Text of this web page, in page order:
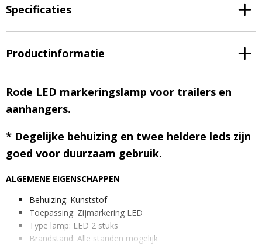
Gratis lichtplan
info@ledhandel24.nl
+31611204496
Specificaties
Productinformatie
Rode LED markeringslamp voor trailers en
aanhangers.
* Degelijke behuizing en twee heldere leds zijn
goed voor duurzaam gebruik.
ALGEMENE EIGENSCHAPPEN
Behuizing: Kunststof
Toepassing: Zijmarkering LED
Type lamp: LED 2 stuks
Brandstand: Alle standen mogelijk